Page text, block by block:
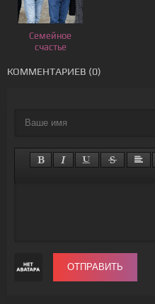
Семейное
счастье
КОММЕНТАРИЕВ (0)
ОТПРАВИТЬ